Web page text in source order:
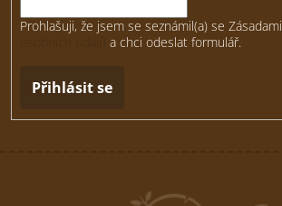
Prohlašuji, že jsem se seznámil(a) se Zásadami
a chci odeslat formulář.
Přihlásit se